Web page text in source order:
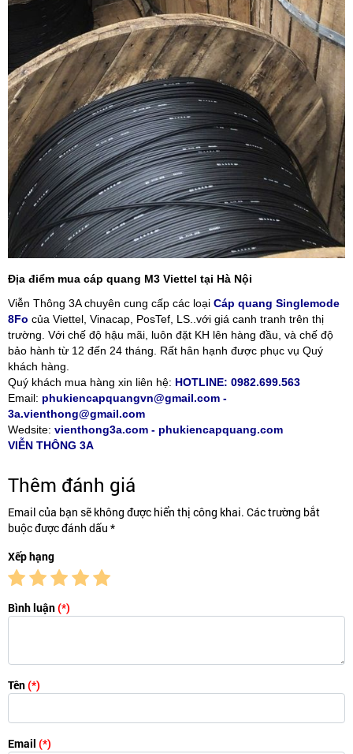
Địa điểm mua cáp quang M3 Viettel tại Hà Nội
Viễn Thông 3A chuyên cung cấp các loại Cáp quang Singlemode
8Fo của Viettel, Vinacap, PosTef, LS..với giá canh tranh trên thị
trường. Với chế độ hậu mãi, luôn đặt KH lên hàng đầu, và chế độ
bảo hành từ 12 đến 24 tháng. Rất hân hạnh được phục vụ Quý
khách hàng.
Quý khách mua hàng xin liên hệ: HOTLINE: 0982.699.563
Email: phukiencapquangvn@gmail.com -
3a.vienthong@gmail.com
Wedsite: vienthong3a.com - phukiencapquang.com
VIỄN THÔNG 3A
Thêm đánh giá
Email của bạn sẽ không được hiển thị công khai. Các trường bắt
buộc được đánh dấu *
Xếp hạng
Bình luận(*)
Tên(*)
Email (*)